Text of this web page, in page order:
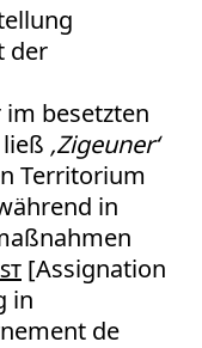
der
besetzten
‚Zigeuner‘
Territorium
in
[Assignation
in
de